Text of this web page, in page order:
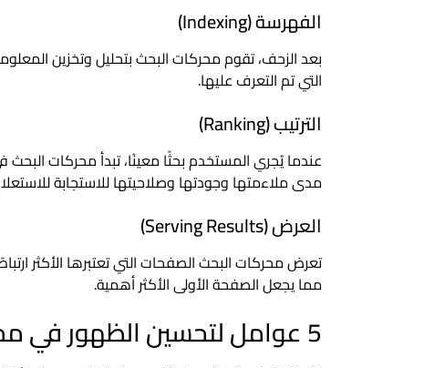
الفهرسة (Indexing)
بعد الزحف، تقوم محركات البحث بتحليل وتخزين
التي تم التعرف عليها.
الترتيب (Ranking)
عندما يُجري المستخدم بحثًا معينًا، تبدأ محركات
مدى ملاءمتها وجودتها وصلاحيتها للاستجابة
العرض (Serving Results)
تعرض محركات البحث الصفحات التي تعتبرها الأكثر
مما يجعل الصفحة الأولى الأكثر أهمية.
5 عوامل لتحسين الظهور في محركات البحث